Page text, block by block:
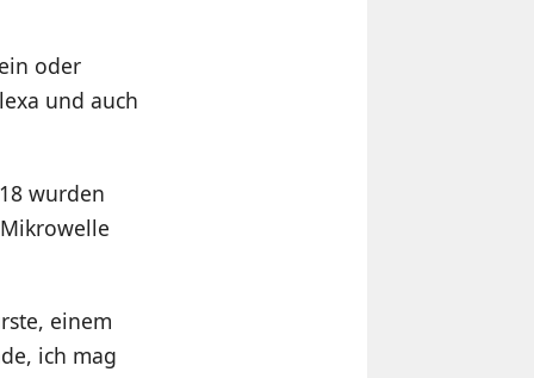
oder
und auch
wurden
einem
ich mag